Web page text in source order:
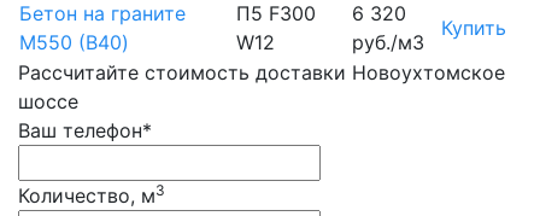
Бетон на граните
М550 (B40)
П5 F300
W12
6 320
руб./м3
Купить
Рассчитайте стоимость доставки Новоухтомское
шоссе
Ваш телефон*
Количество, м3